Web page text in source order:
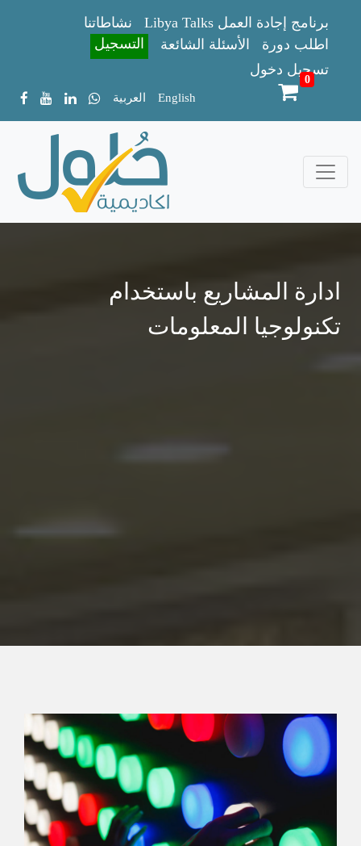
Libya Talks برنامج إجادة العمل
نشاطاتنا
اطلب دورة
الأسئلة الشائعة
التسجيل
تسجيل دخول
العربية English
0
ادارة المشاريع باستخدام
تكنولوجيا المعلومات